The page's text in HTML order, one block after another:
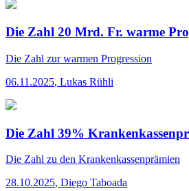
Die Zahl 20 Mrd. Fr. warme
Die Zahl zur warmen Progression
06.11.2025, Lukas Rühli
Die Zahl 39%
Die Zahl zu den Krankenkassenprämien
28.10.2025, Diego Taboada